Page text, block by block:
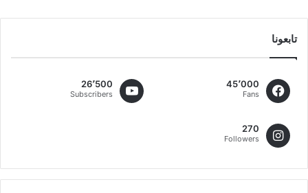
تابعونا
45٬000
Fans
26٬500
Subscribers
270
Followers